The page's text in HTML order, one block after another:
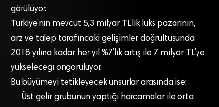
görülüyor.
Türkiye’nin mevcut 5,3 milyar TL’lik lüks pazarının,
arz ve talep tarafındaki gelişimler doğrultusunda
2018 yılına kadar her yıl %7’lik artış ile 7 milyar TL’ye
yükseleceği öngörülüyor.
Bu büyümeyi tetikleyecek unsurlar arasında ise;
Üst gelir grubunun yaptığı harcamalar ile orta